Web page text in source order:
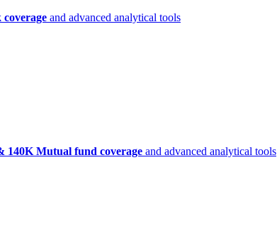
coverage and advanced analytical tools
140K Mutual fund coverage and advanced analytical tools